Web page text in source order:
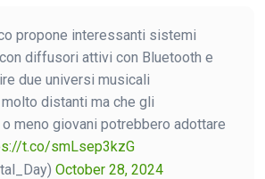
propone interessanti sistemi
diffusori attivi con Bluetooth e
due universi musicali
distanti ma che gli
meno giovani potrebbero adottare
t.co/smLsep3kzG
October 28, 2024